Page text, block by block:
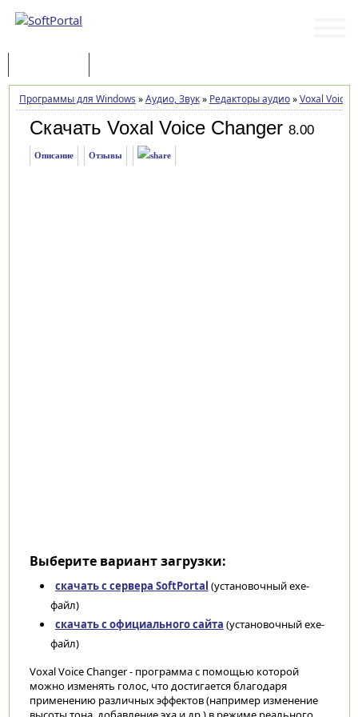
Программы для Windows »Аудио, Звук» Редакторы аудио»Voxal Voice
Скачать Voxal Voice Changer 8.00
Описание Отзывы
Выберите вариант загрузки:
скачать с сервера SoftPortal (установочный exe-
файл)
скачать с официального сайта (установочный exe-
файл)
Voxal Voice Changer - программа с помощью которой
можно изменять голос, что достигается благодаря
применению различных эффектов (например изменение